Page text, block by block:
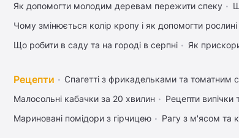
Як допомогти молодим деревам пережити спеку
Чому змінюється колір кропу і як допомогти рослині
Що робити в саду та на городі в серпні
Як
Рецепти Спагетті з фрикадельками та томатним
Малосольні кабачки за 20 хвилин
Рецепти випічки
Мариновані помідори з гірчицею
Рагу з м'ясом та